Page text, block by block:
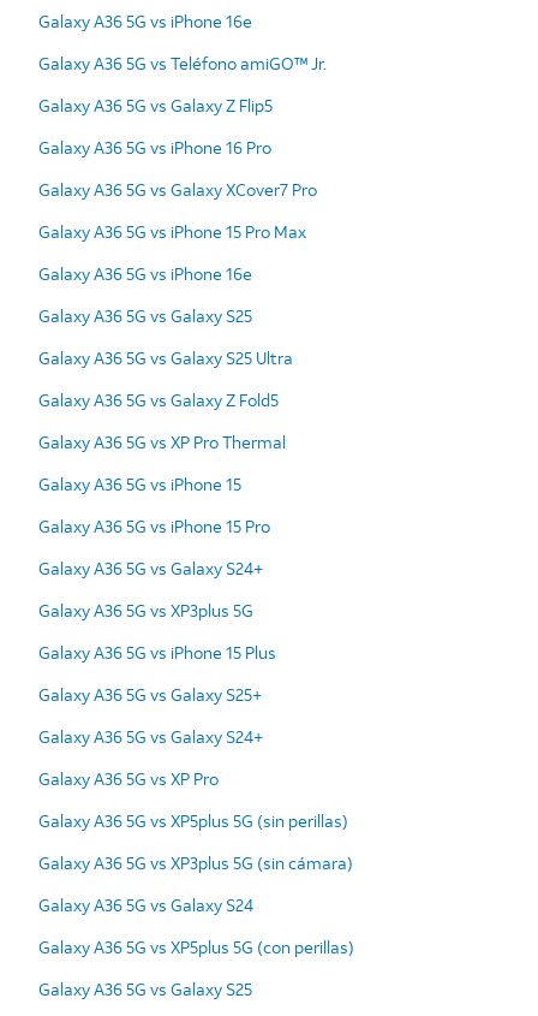
Galaxy A36 5G vs iPhone 16e
Galaxy A36 5G vs Teléfono amiGO™ Jr.
Galaxy A36 5G vs Galaxy Z Flip5
Galaxy A36 5G vs iPhone 16 Pro
Galaxy A36 5G vs Galaxy XCover7 Pro
Galaxy A36 5G vs iPhone 15 Pro Max
Galaxy A36 5G vs iPhone 16e
Galaxy A36 5G vs Galaxy S25
Galaxy A36 5G vs Galaxy S25 Ultra
Galaxy A36 5G vs Galaxy Z Fold5
Galaxy A36 5G vs XP Pro Thermal
Galaxy A36 5G vs iPhone 15
Galaxy A36 5G vs iPhone 15 Pro
Galaxy A36 5G vs Galaxy S24+
Galaxy A36 5G vs XP3plus 5G
Galaxy A36 5G vs iPhone 15 Plus
Galaxy A36 5G vs Galaxy S25+
Galaxy A36 5G vs Galaxy S24+
Galaxy A36 5G vs XP Pro
Galaxy A36 5G vs XP5plus 5G (sin perillas)
Galaxy A36 5G vs XP3plus 5G (sin cámara)
Galaxy A36 5G vs Galaxy S24
Galaxy A36 5G vs XP5plus 5G (con perillas)
Galaxy A36 5G vs Galaxy S25